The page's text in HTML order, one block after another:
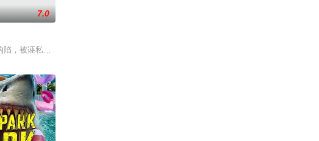
份，深入追查案件背景
的可怕，着重塑造了缉毒警察在危险环境中坚守岗位，与毒
托，他接手一支被嘲为“无胜利队”的业余球队。当一群问题少年遇上背负阴影的教练，他
7.0
陷，被诬私贪国库银两，身陷囹圄在即，叶庭急召其子叶护相见。叶护心知父亲蒙冤，却